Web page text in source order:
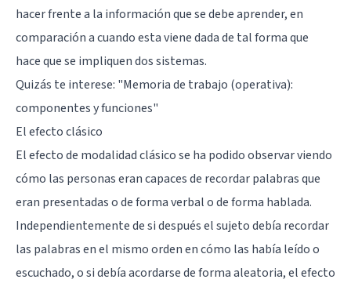
hacer frente a la información que se debe aprender, en
comparación a cuando esta viene dada de tal forma que
hace que se impliquen dos sistemas.
Quizás te interese: "Memoria de trabajo (operativa):
componentes y funciones"
El efecto clásico
El efecto de modalidad clásico se ha podido observar viendo
cómo las personas eran capaces de recordar palabras que
eran presentadas o de forma verbal o de forma hablada.
Independientemente de si después el sujeto debía recordar
las palabras en el mismo orden en cómo las había leído o
escuchado, o si debía acordarse de forma aleatoria, el efecto